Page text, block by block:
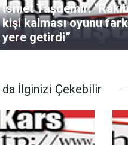
İsmet Taşdemir:
kişi kalması oyunu
yere getirdi”
da İlginizi Çekebilir